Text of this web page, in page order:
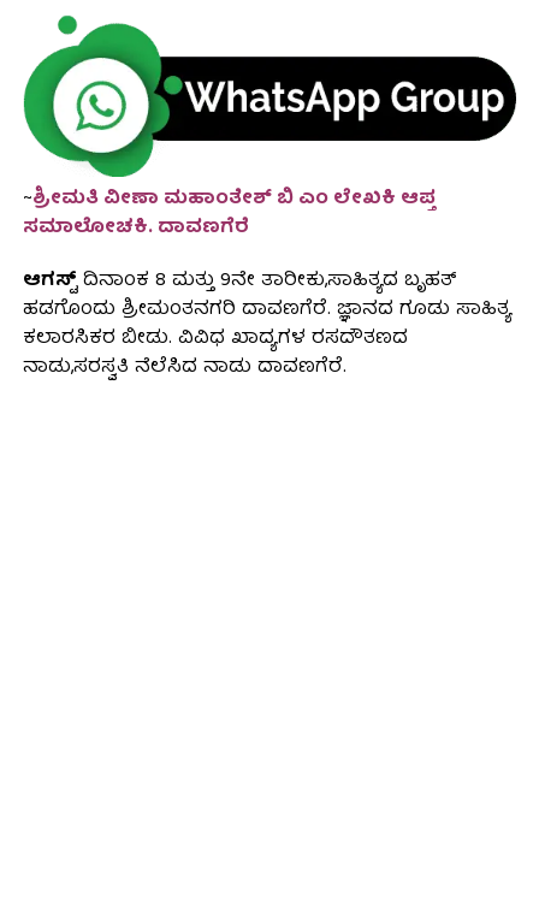
~ಶ್ರೀಮತಿ ವೀಣಾ ಮಹಾಂತೇಶ್ ಬಿ ಎಂ ಲೇಖಕಿ ಆಪ್ತ
ಸಮಾಲೋಚಕಿ. ದಾವಣಗೆರೆ
ಆಗಸ್ಟ್ದಿನಾಂಕ 8 ಮತ್ತು 9ನೇ ತಾರೀಕು,ಸಾಹಿತ್ಯದ ಬೃಹತ್
ಹಡಗೊಂದು ಶ್ರೀಮಂತನಗರಿ ದಾವಣಗೆರೆ. ಜ್ಞಾನದ ಗೂಡು ಸಾಹಿತ್ಯ
ಕಲಾರಸಿಕರ ಬೀಡು. ವಿವಿಧ ಖಾದ್ಯಗಳ ರಸದೌತಣದ
ನಾಡು,ಸರಸ್ವತಿ ನೆಲೆಸಿದ ನಾಡು ದಾವಣಗೆರೆ.